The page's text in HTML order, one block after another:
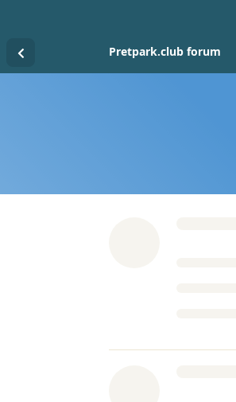
Pretpark.club forum